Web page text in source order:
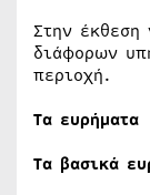
Στην έκθεση
διάφορων
περιοχή.
Τα ευρήματα
Τα βασικά